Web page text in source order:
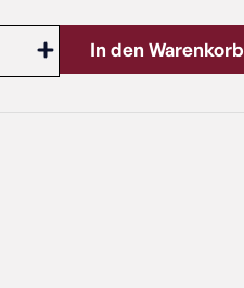
In den Warenkorb